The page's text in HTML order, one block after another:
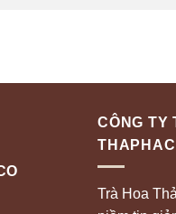
CÔNG TY
Trà Hoa